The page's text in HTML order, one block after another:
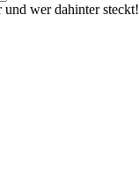
wer dahinter steckt!